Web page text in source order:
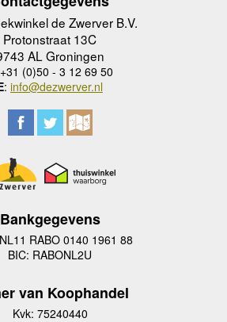
de Zwerver B.V.
Protonstraat 13C
AL Groningen
(0)50 - 3 12 69 50
: info@dezwerver.nl
Bankgegevens
RABO 0140 1961 88
BIC: RABONL2U
van Koophandel
Kvk: 75240440